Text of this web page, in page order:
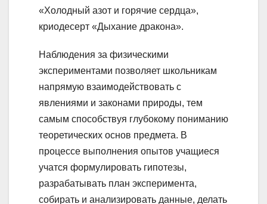
«Холодный азот и горячие сердца»,
криодесерт «Дыхание дракона».
Наблюдения за физическими
экспериментами позволяет школьникам
напрямую взаимодействовать с
явлениями и законами природы, тем
самым способствуя глубокому пониманию
теоретических основ предмета. В
процессе выполнения опытов учащиеся
учатся формулировать гипотезы,
разрабатывать план эксперимента,
собирать и анализировать данные, делать